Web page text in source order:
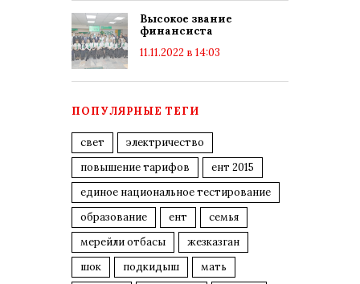
Высокое звание
финансиста
11.11.2022 в 14:03
ПОПУЛЯРНЫЕ ТЕГИ
свет
электричество
повышение тарифов
ент 2015
единое национальное тестирование
образование
ент
семья
мерейли отбасы
жезказган
шок
подкидыш
мать